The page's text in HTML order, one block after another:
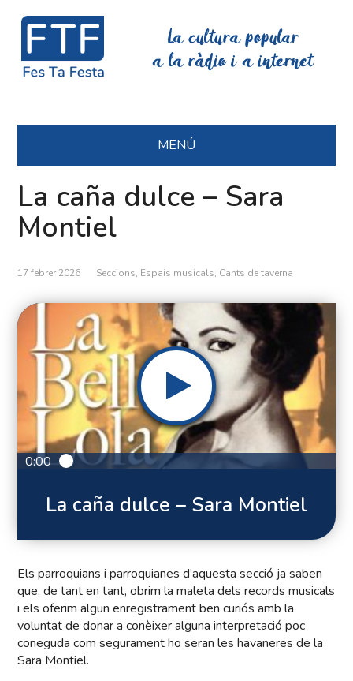
La cultura popular
a la ràdio i a internet
MENÚ
La caña dulce – Sara
Montiel
17 febrer 2026 Seccions, Espais musicals, Cants de taverna
0:00
La caña dulce – Sara Montiel
Els parroquians i parroquianes d’aquesta secció ja saben
que, de tant en tant, obrim la maleta dels records musicals
i els oferim algun enregistrament ben curiós amb la
voluntat de donar a conèixer alguna interpretació poc
coneguda com segurament ho seran les havaneres de la
Sara Montiel.